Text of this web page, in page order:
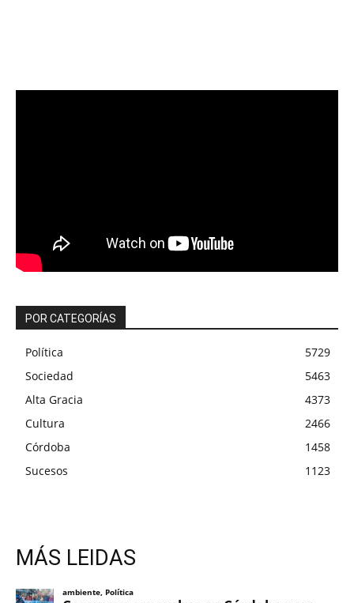
POR CATEGORÍAS
Política
5729
Sociedad
5463
Alta Gracia
4373
Cultura
2466
Córdoba
1458
Sucesos
1123
MÁS LEIDAS